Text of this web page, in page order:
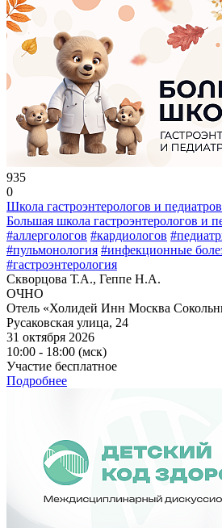
935
0
Школа гастроэнтерологов и педиатров
Большая школа гастроэнтерологов и
#аллергологов #кардиологов
#пульмонология #инфекционные
#гастроэнтерология
Скворцова Т.А., Геппе Н.А.
ОЧНО
Отель «Холидей Инн Москва
Русаковская улица, 24
31 октября 2026
10:00 - 18:00 (мск)
Участие бесплатное
Подробнее